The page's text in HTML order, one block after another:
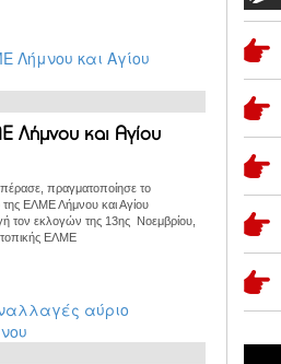
Λήμνου και Αγίου
πραγματοποίησε το
της ΕΛΜΕ Λήμνου και Αγίου
τον εκλογών της 13ης Νοεμβρίου,
τοπικής ΕΛΜΕ